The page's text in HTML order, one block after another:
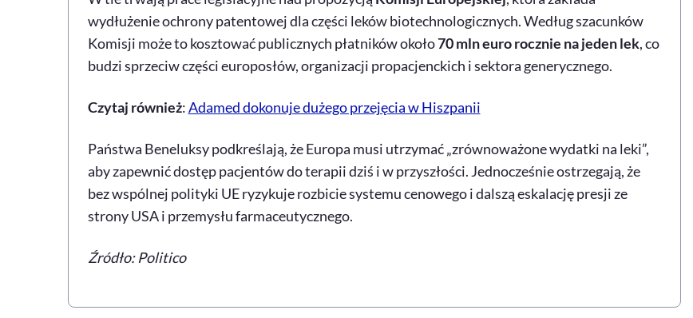
wydłużenie ochrony patentowej dla części leków biotechnologicznych. Według szacunków
Komisji może to kosztować publicznych płatników około70 mln euro rocznie na jeden lek, co
budzi sprzeciw części europosłów, organizacji propacjenckich i sektora generycznego.
Czytaj również:Adamed dokonuje dużego przejęcia w Hiszpanii
Państwa Beneluksy podkreślają, że Europa musi utrzymać „zrównoważone wydatki na leki”,
aby zapewnić dostęp pacjentów do terapii dziś i w przyszłości. Jednocześnie ostrzegają, że
bez wspólnej polityki UE ryzykuje rozbicie systemu cenowego i dalszą eskalację presji ze
strony USA i przemysłu farmaceutycznego.
Źródło:Politico